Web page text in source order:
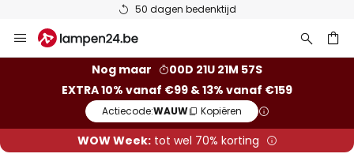
50 dagen bedenktijd
naar
Nog maar
00D 21U 21M 56S
EXTRA 10% vanaf €99 & 13% vanaf €159
Actiecode:WAUW Kopiëren
WOW Week:tot wel 70% korting